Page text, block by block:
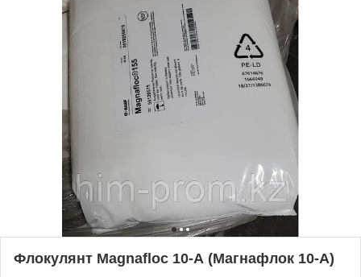
Флокулянт Magnafloc 10-А (Магнафлок 10-А)